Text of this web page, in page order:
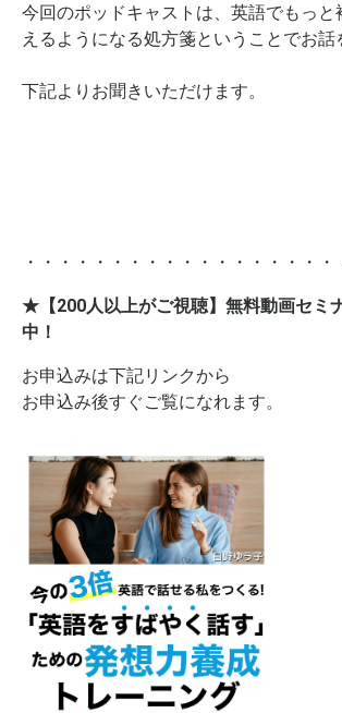
今回のポッドキャストは、英語でもっと
えるようになる処方箋ということでお話
下記よりお聞きいただけます。
・・・・・・・・・・・・・・・・・
★【200人以上がご視聴】無料動画セミ
中！
お申込みは下記リンクから
お申込み後すぐご覧になれます。